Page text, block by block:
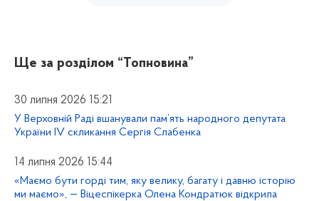
Ще за розділом “Топновина”
30 липня 2026 15:21
У Верховній Раді вшанували пам’ять народного депутата
України IV скликання Сергія Слабенка
14 липня 2026 15:44
«Маємо бути горді тим, яку велику, багату і давню історію
ми маємо», — Віцеспікерка Олена Кондратюк відкрила